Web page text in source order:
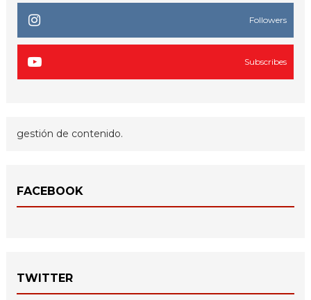
Followers
Subscribes
gestión de contenido.
FACEBOOK
TWITTER